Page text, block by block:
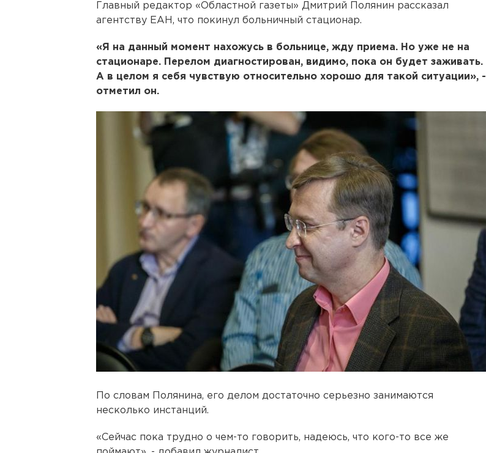
Главный редактор «Областной газеты» Дмитрий Полянин рассказал
агентству ЕАН, что покинул больничный стационар.
«Я на данный момент нахожусь в больнице, жду приема. Но уже не на
стационаре. Перелом диагностирован, видимо, пока он будет заживать.
А в целом я себя чувствую относительно хорошо для такой ситуации», -
отметил он.
По словам Полянина, его делом достаточно серьезно занимаются
несколько инстанций.
«Сейчас пока трудно о чем-то говорить, надеюсь, что кого-то все же